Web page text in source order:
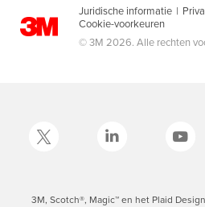
Juridische informatie |
Cookie-voorkeuren
© 3M 2026. Alle rechten
3M, Scotch®, Magic™ en het Plaid